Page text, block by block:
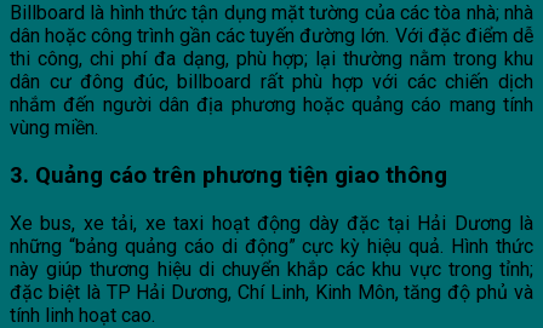
Billboard là hình thức tận dụng mặt tường của các tòa nhà; nhà
dân hoặc công trình gần các tuyến đường lớn. Với đặc điểm dễ
thi công, chi phí đa dạng, phù hợp; lại thường nằm trong khu
dân cư đông đúc, billboard rất phù hợp với các chiến dịch
nhắm đến người dân địa phương hoặc quảng cáo mang tính
vùng miền.
3. Quảng cáo trên phương tiện giao thông
Xe bus, xe tải, xe taxi hoạt động dày đặc tại Hải Dương là
những “bảng quảng cáo di động” cực kỳ hiệu quả. Hình thức
này giúp thương hiệu di chuyển khắp các khu vực trong tỉnh;
đặc biệt là TP Hải Dương, Chí Linh, Kinh Môn, tăng độ phủ và
tính linh hoạt cao.